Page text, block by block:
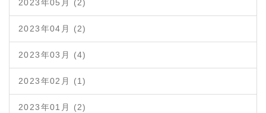
2023年05月 (2)
2023年04月 (2)
2023年03月 (4)
2023年02月 (1)
2023年01月 (2)